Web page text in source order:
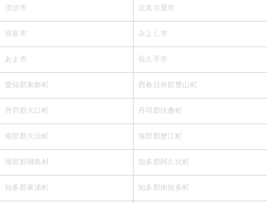
清須市 北名古屋市
弥富市 みよし市
あま市 長久手市
愛知郡東郷町 西春日井郡豊山町
丹羽郡大口町 丹羽郡扶桑町
海部郡大治町 海部郡蟹江町
海部郡飛島村 知多郡阿久比町
知多郡東浦町 知多郡南知多町